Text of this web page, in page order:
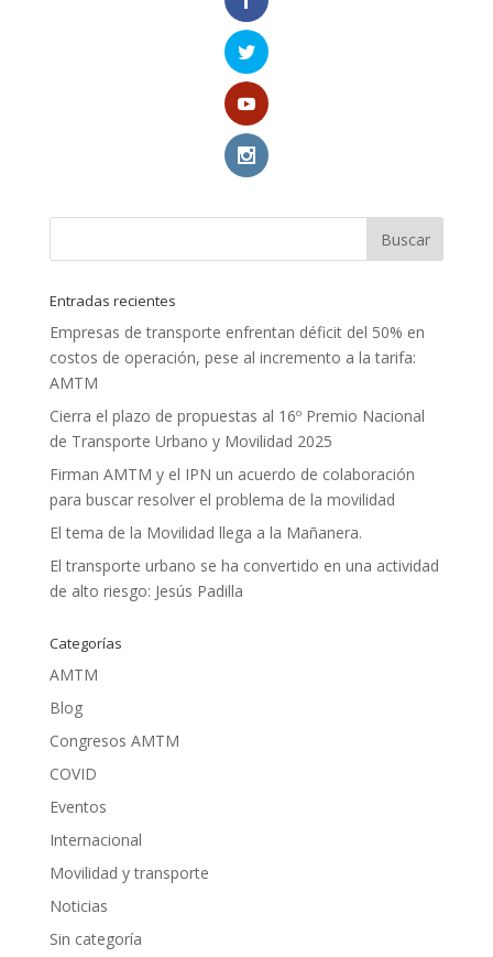
Entradas recientes
Empresas de transporte enfrentan déficit del 50% en
costos de operación, pese al incremento a la tarifa:
AMTM
Cierra el plazo de propuestas al 16º Premio Nacional
de Transporte Urbano y Movilidad 2025
Firman AMTM y el IPN un acuerdo de colaboración
para buscar resolver el problema de la movilidad
El tema de la Movilidad llega a la Mañanera.
El transporte urbano se ha convertido en una actividad
de alto riesgo: Jesús Padilla
Categorías
AMTM
Blog
Congresos AMTM
COVID
Eventos
Internacional
Movilidad y transporte
Noticias
Sin categoría